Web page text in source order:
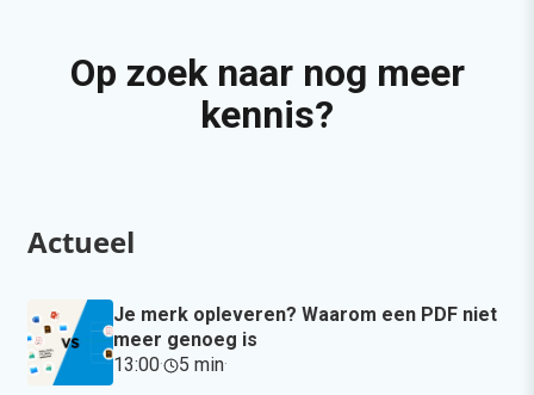
Op zoek naar nog meer
kennis?
Actueel
Je merk opleveren? Waarom een PDF niet
meer genoeg is
13:00· 5 min·